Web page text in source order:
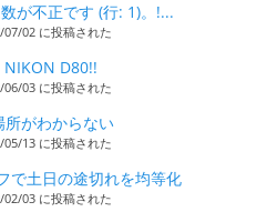
が不正です (行: 1)。!...
07/02 に投稿された
D80!!
06/03 に投稿された
所がわからない
05/13 に投稿された
で土日の途切れを均等化
02/03 に投稿された